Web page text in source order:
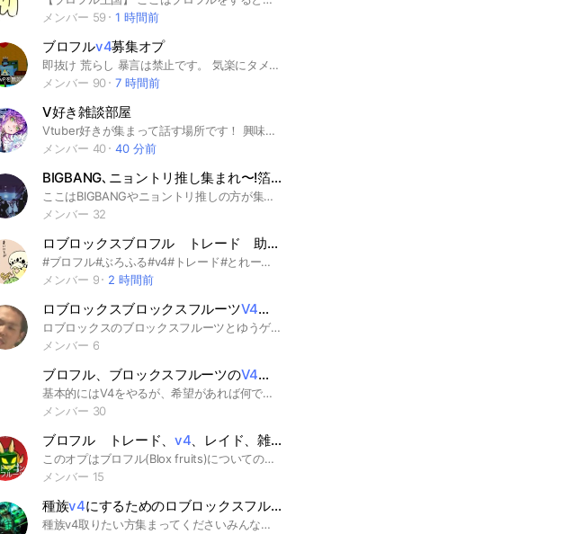
メンバー 59
1 時間前
v4・歯車・初心者大歓迎
ブロフルv4募集オプ
即抜け 荒らし 暴言は禁止です。 気楽にタメ口使ってもらって構わないです！一緒にブロフルv4目指しましょう！ （ぶっちゃけ雑談ばっかりしてます） ミスって退会させてしまった人は、また入って来てくれたら良い実あげます（無料） よくミスって退会させてしまいます。 先に謝っときます、すいません。
メンバー 90
7 時間前
V好き雑談部屋
Vtuber好きが集まって話す場所です！ 興味がきたらぜひ‼️ 個人V推しでも大歓迎🙆‍♀️ #ホロライブ#VTuber#にじさんじ#個人VTuber #ぶいすぽ#雑談#イラスト#イラスト好き#語りたい#あおぎり#ホロライブプロダクション#ホロライブ０期生#ときのそら#ロボ子さん#さくらみこ#AZKi#あずきち#星街すいせい#ホロライブ1期生#夜空メル#赤井はあと#アキ・ローゼンタール#夏色まつり#ホロライブ2期生#湊あくあ##紫咲シオン#百鬼あやめ#癒月ちょこ#大空スバル#ホロライブ3期生#ホロライブファンタジー#兎田ぺこら宝鐘マリン#白銀ノエル#不知火フレア#潤羽るしあ#ホロライブ4期生#天音かなた#常闇トワ#姫森ルーナ#角巻わため#桐生ココ#ホロライブ5期生#ねぽらぼ#雪花ラミィ#桃鈴ねね#尾丸ポルカ#獅白ぼたん#魔乃アロエ#秘密結社ホロックス#ラプラス・ダークネス#鷹嶺ルイ#博衣こより#沙花叉クロヱ#風真いろは#ホロライブインドネシア#アユンダ・リス#ムーナ・ホシノヴァ#アイラニ・イオフィフティーン#クレイジー・オリー#アーニャ・メリフィッサ#パヴァリア・レイネ#べスティア・ゼータ#カエラ・コヴァルスキア#森カリオペ#小鳥遊キアラ#一伊那尓栖#がうる・ぐら#ワトソン・アメリア#IRyS#セレス・ファウナ#オーロ・クロニー#七詩ムメイ#ハコス・ベールズ#シオリ・ノヴェラ#古石ビジュー#ネリッサ・レイヴンクロフト#フワワ・アビスガード#モココ・アビスガード#エリザベス・ローズ・ブラッドフレイム#ジジ・ムリン#セシリア・イマーグリーン#ラオーラ・パンテーラ#九十九佐命#ReGLOSS#火威青#音乃瀬奏#一条莉々華#儒烏風亭らでん#轟はじめ#綺々羅々ヴィヴィ#響咲リオナ#虎金妃笑虎#水宮枢#輪道千速#
メンバー 40
40 分前
BIGBANG､ニョントリ推し集まれ〜!箔押しの方新規VIPの方も!OT5大歓迎雑談⭕️荒らしOT4❌
ここはBIGBANGやニョントリ推しの方が集まる場所です!無言抜けしないで欲しいです🙇🏻‍♀️‪‪なるべく入った時や抜ける時はよろしくお願いしますや抜けます｡などつけて欲しいです!荒らし❌悪口､陰口❌なりきり❌OT4お断り❌BIGBANGの悪口❌写真送っても大丈夫🐼ᩚ💙ᩚ宣伝抜け辞めて欲しいです宣伝抜けした方は通報&再参加禁止です👼🏻新規様ウェルカム!(主も新規)古参様も是非どうぞ!ニョントリ推し以外の方も是非来てください！BIGBANGの事沢山お話しましょう(๑•̀ㅂ•́)و✧ 管理人 結菜ﾁｬﾝ 数あるオプチャの中から選んでくれてありがとう🥹‪🫶🏻💖何が待ってるかは中に入ってからのお楽しみ!待ってま〜す‼️✌🏻ᐕ) オプチャ開設日2025/03/23 10人達成記念日2025/03/24 20人達成記念日2025/04/03 30人達成記念日2025/04/16 #BIGBANG #ニョントリ #ジヨン #スンリ #テヤン #ソル #タプさん #テソン #V.I #TOP #DｰLITE #GｰDRAGON #TAEYANG #SOL #ニョントリ推し
メンバー 32
ロブロックスブロフル トレード 助け合い
#ブロフル#ぶろふる#v4#トレード#とれーど#助け合い#ゲーム#ロブロックス#ろぶろっくす#初心者歓迎#中級者歓迎 #上級者歓迎
メンバー 9
2 時間前
ロブロックスブロックスフルーツV4やりたい人限定
ロブロックスのブロックスフルーツとゆうゲームでV4を、やる人を募集しています
メンバー 6
ブロフル、ブロックスフルーツのV4、実の覚醒、トレード、リヴァイアサンや雑談な
基本的にはV4をやるが、希望があれば何でもします#ブロフル
メンバー 30
ブロフル トレード、 v4、レイド、雑談
このオプはブロフル(Blox fruits)についてのオプです！トレードやv4、レイド、またはそのほかの手伝いや相談も可です！荒らしや即抜けはNGです！気軽に入ってきてくださいね！
メンバー 15
種族v4にするためのロブロックスフルーツ
種族v4取りたい方集まってくださいみんなで取りましょう